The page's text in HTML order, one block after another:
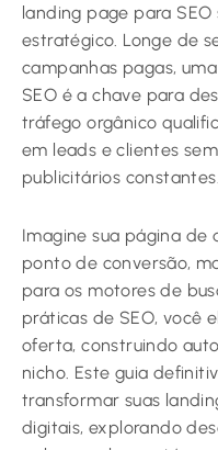
landing page para
estratégico. Longe de
campanhas pagas,
SEO é a chave para
tráfego orgânico
em leads e clientes
publicitários constantes.
Imagine sua página de
ponto de conversão,
para os motores de
práticas de SEO, você
oferta, construindo
nicho. Este guia
transformar suas
digitais, explorando